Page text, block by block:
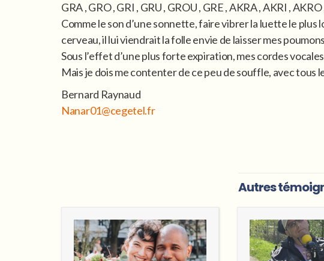
GRA , GRO , GRI , GRU , GROU , GRE , AKRA , AKRI ,
Comme le son d’une sonnette, faire vibrer la luette le
cerveau, il lui viendrait la folle envie de laisser mes
Sous l’effet d’une plus forte expiration, mes cordes
Mais je dois me contenter de ce peu de souffle, avec tous
Bernard Raynaud
Nanar01@cegetel.fr
Autres